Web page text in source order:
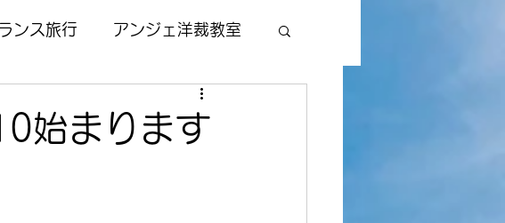
ンス旅行 アンジェ洋裁教室
始まります